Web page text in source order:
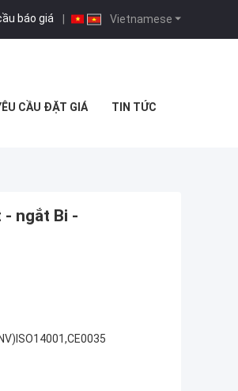
Vietnamese
báo giá |
CẦU ĐẶT GIÁ TIN TỨC
ngắt Bi -